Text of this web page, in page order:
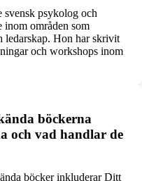
svensk psykolog och
inom områden som
ledarskap. Hon har skrivit
och workshops inom
böckerna
och vad handlar de
böcker inkluderar Ditt